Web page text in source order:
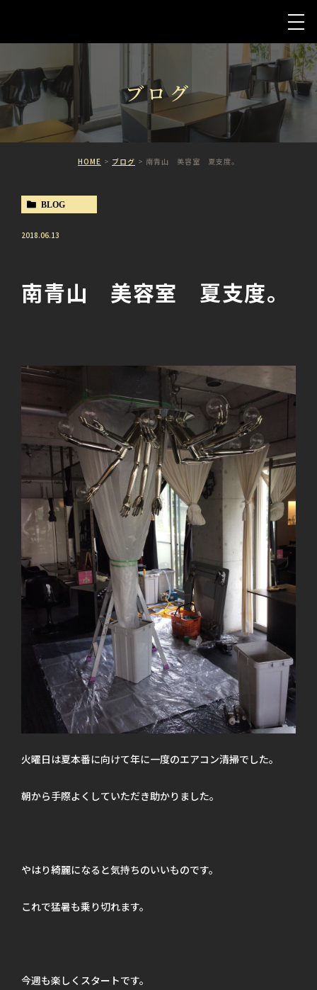
ブログ
HOME ブログ 南青山 美容室 夏支度。
BLOG
2018.06.13
南青山 美容室 夏支度。
火曜日は夏本番に向けて年に一度のエアコン清掃でした。
朝から手際よくしていただき助かりました。
やはり綺麗になると気持ちのいいものです。
これで猛暑も乗り切れます。
今週も楽しくスタートです。